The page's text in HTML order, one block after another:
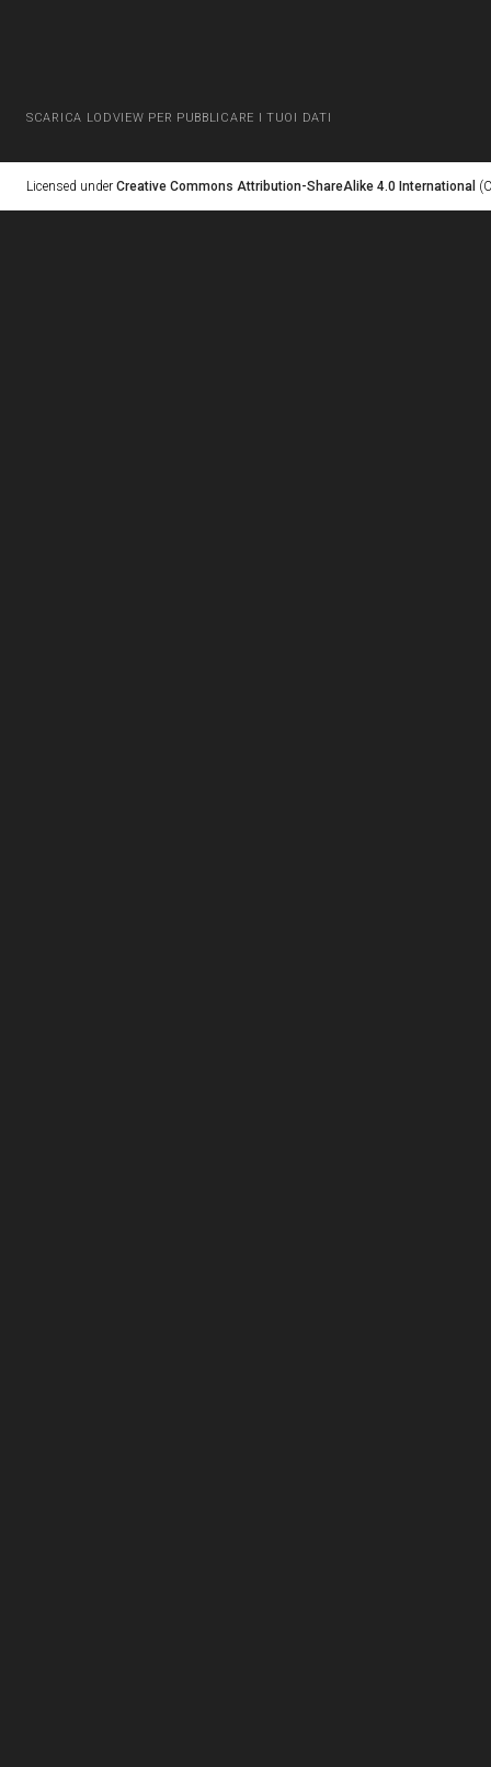
SCARICA LODVIEW PER PUBBLICARE I TUOI DATI
Licensed under Creative Commons Attribution-ShareAlike 4.0 International